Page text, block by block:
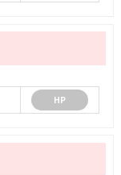
HP